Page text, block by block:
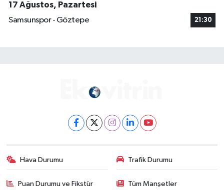
17 Ağustos, Pazartesi
Samsunspor - Göztepe
21:30
Hava Durumu Trafik Durumu
Puan Durumu ve Fikstür Tüm Manşetler